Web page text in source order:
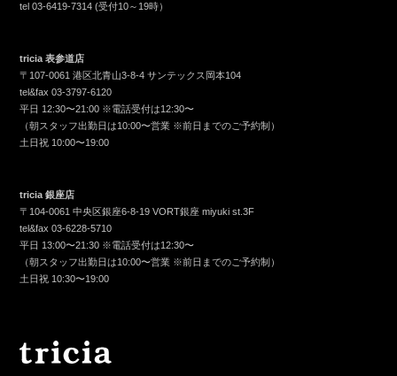
tel03-6419-7314 (受付10～19時）
tricia 表参道店
〒107-0061 港区北青山3-8-4 サンテックス岡本104
tel&fax03-3797-6120
平日 12:30〜21:00 ※電話受付は12:30〜
（朝スタッフ出勤日は10:00〜営業 ※前日までのご予約制）
土日祝 10:00〜19:00
tricia 銀座店
〒104-0061 中央区銀座6-8-19 VORT銀座 miyuki st.3F
tel&fax03-6228-5710
平日 13:00〜21:30 ※電話受付は12:30〜
（朝スタッフ出勤日は10:00〜営業 ※前日までのご予約制）
土日祝 10:30〜19:00